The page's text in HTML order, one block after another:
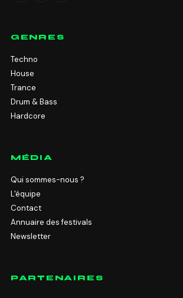
GENRES
Techno
House
Trance
Drum & Bass
Hardcore
MÉDIA
Qui sommes-nous ?
L'équipe
Contact
Annuaire des festivals
Newsletter
PARTENAIRES